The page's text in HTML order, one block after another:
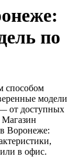
по
способом
модели
от доступных
Воронеже:
в офис.